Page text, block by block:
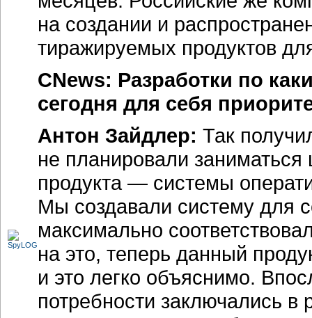
на создании и
тиражируемых продуктов
CNews: Разработки по
сегодня для себя
Антон Зайдлер: Так
не планировали
продукта — системы
Мы создавали систему для
максимально
на это, теперь данный
и это легко объяснимо.
потребности заключались